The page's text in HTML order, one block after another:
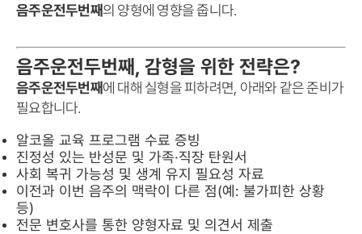
음주운전두번째의 양형에 영향을 줍니다.
음주운전두번째, 감형을 위한 전략은?
음주운전두번째에 대해 실형을 피하려면, 아래와 같은 준비가
필요합니다.
알코올 교육 프로그램 수료 증빙
진정성 있는 반성문 및 가족·직장 탄원서
사회 복귀 가능성 및 생계 유지 필요성 자료
이전과 이번 음주의 맥락이 다른 점(예: 불가피한 상황
등)
전문 변호사를 통한 양형자료 및 의견서 제출